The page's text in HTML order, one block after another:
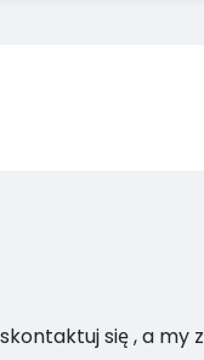
się , a my z